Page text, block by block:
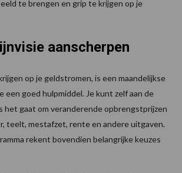
te brengen en grip te krijgen op je
aanscherpen
op je geldstromen, is een maandelijkse
goed hulpmiddel. Je kunt zelf aan de
het gaat om veranderende opbrengstprijzen
teelt, mestafzet, rente en andere uitgaven.
rekent bovendien belangrijke keuzes